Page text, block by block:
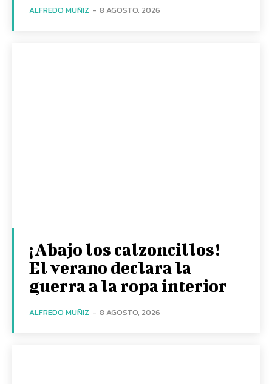
ALFREDO MUÑIZ - 8 AGOSTO, 2026
¡Abajo los calzoncillos!
El verano declara la
guerra a la ropa interior
ALFREDO MUÑIZ - 8 AGOSTO, 2026